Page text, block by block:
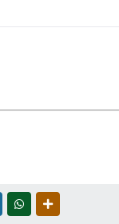
TWITTERWHATSAPP